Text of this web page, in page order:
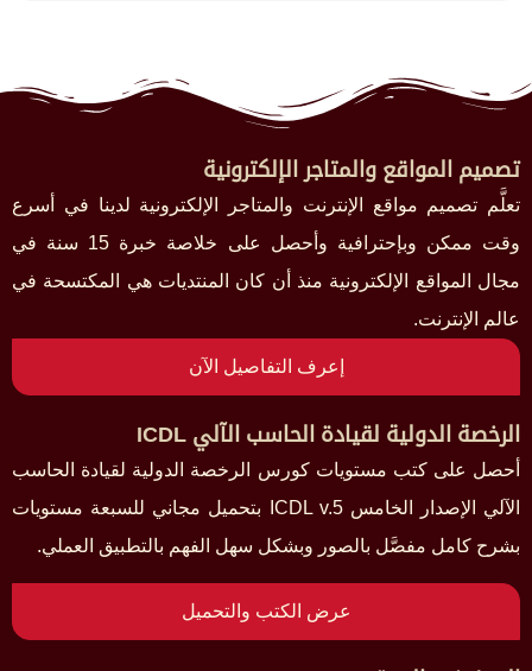
تصميم المواقع والمتاجر الإلكترونية
تعلَّم تصميم مواقع الإنترنت والمتاجر الإلكترونية لدينا في أسرع
وقت ممكن وبإحترافية وأحصل على خلاصة خبرة 15 سنة في
مجال المواقع الإلكترونية منذ أن كان المنتديات هي المكتسحة في
عالم الإنترنت.
إعرف التفاصيل الآن
الرخصة الدولية لقيادة الحاسب الآلي ICDL
أحصل على كتب مستويات كورس الرخصة الدولية لقيادة الحاسب
الآلي الإصدار الخامس ICDL v.5 بتحميل مجاني للسبعة مستويات
بشرح كامل مفصَّل بالصور وبشكل سهل الفهم بالتطبيق العملي.
عرض الكتب والتحميل